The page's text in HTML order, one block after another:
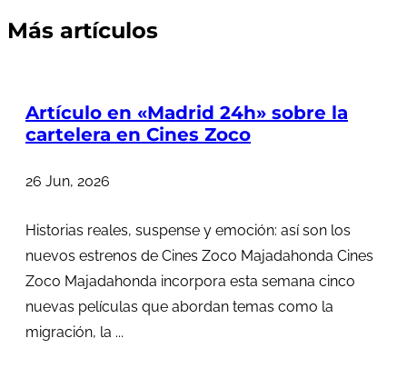
Más artículos
Artículo en «Madrid 24h» sobre la
cartelera en Cines Zoco
26 Jun, 2026
Historias reales, suspense y emoción: así son los
nuevos estrenos de Cines Zoco Majadahonda Cines
Zoco Majadahonda incorpora esta semana cinco
nuevas películas que abordan temas como la
migración, la ...